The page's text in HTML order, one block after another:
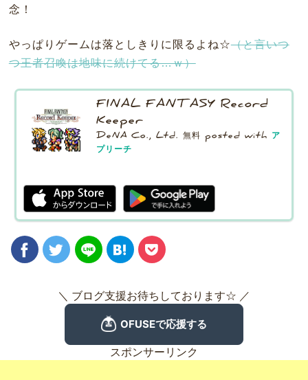
念！
やっぱりゲームは落としきりに限るよね☆（と言いつ
つ王者召喚は地味に続けてる…ｗ）
FINAL FANTASY Record
Keeper
DeNA Co., Ltd. 無料 posted with ア
プリーチ
＼ ブログ支援お待ちしております☆ ／
スポンサーリンク